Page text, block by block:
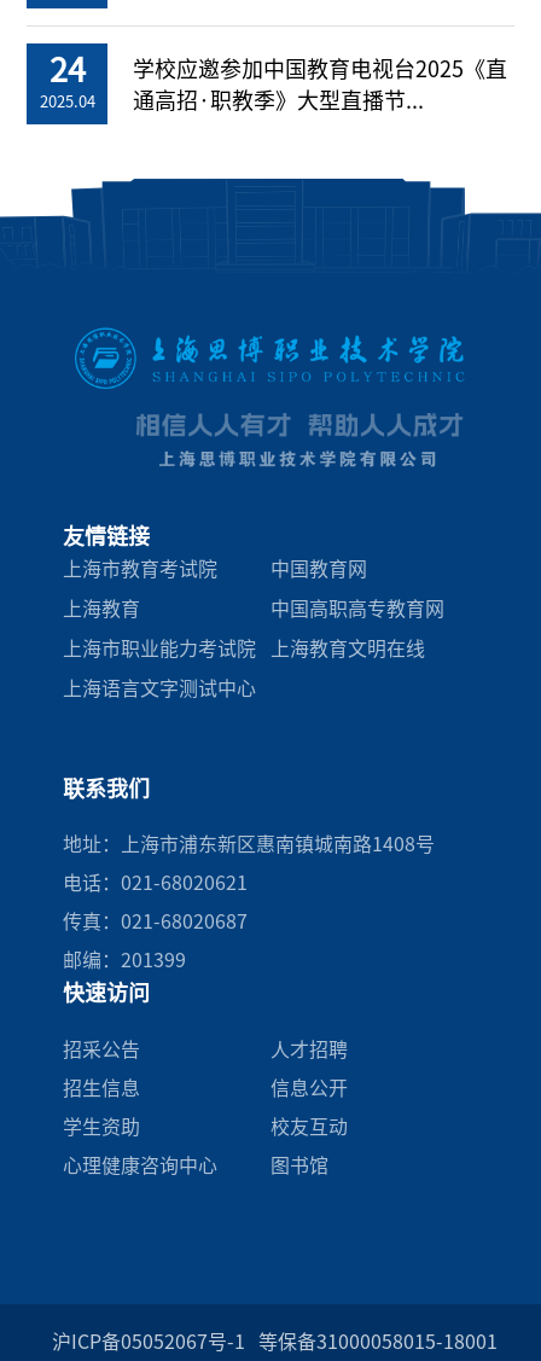
24
2025.04
学校应邀参加中国教育电视台2025《直
通高招·职教季》大型直播节...
友情链接
上海市教育考试院 中国教育网
上海教育 中国高职高专教育网
上海市职业能力考试院 上海教育文明在线
上海语言文字测试中心
联系我们
地址：上海市浦东新区惠南镇城南路1408号
电话：021-68020621
传真：021-68020687
邮编：201399
快速访问
招采公告
人才招聘
招生信息
信息公开
学生资助
校友互动
心理健康咨询中心
图书馆
沪ICP备05052067号-1 等保备31000058015-18001